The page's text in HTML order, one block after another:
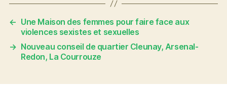
← Une Maison des femmes pour faire face aux
violences sexistes et sexuelles
→ Nouveau conseil de quartier Cleunay, Arsenal-
Redon, La Courrouze